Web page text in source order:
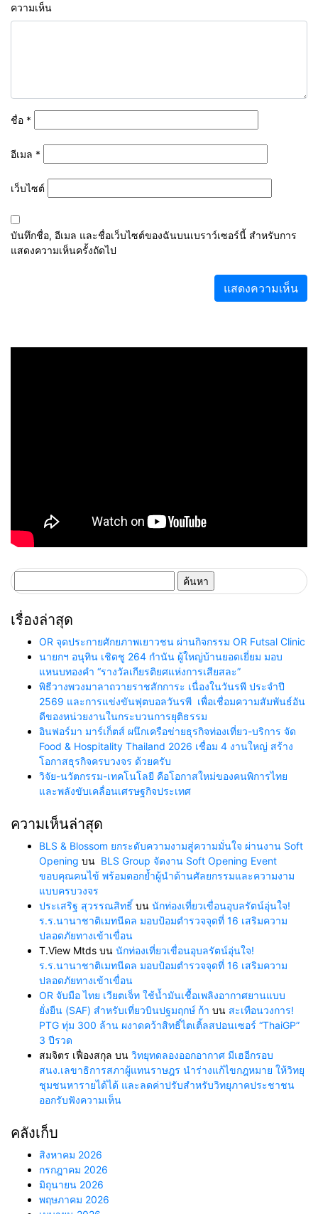
ความเห็น
ชื่อ *
อีเมล *
เว็บไซต์
บันทึกชื่อ, อีเมล และชื่อเว็บไซต์ของฉันบนเบราว์เซอร์นี้ สำหรับการ
แสดงความเห็นครั้งถัดไป
สำหรับ:
เรื่องล่าสุด
OR จุดประกายศักยภาพเยาวชน ผ่านกิจกรรม OR Futsal Clinic
นายกฯ อนุทิน เชิดชู 264 กำนัน ผู้ใหญ่บ้านยอดเยี่ยม มอบ
แหนบทองคำ “รางวัลเกียรติยศแห่งการเสียสละ”
พิธีวางพวงมาลาถวายราชสักการะ เนื่องในวันรพี ประจำปี
2569 และการแข่งขันฟุตบอลวันรพี เพื่อเชื่อมความสัมพันธ์อัน
ดีของหน่วยงานในกระบวนการยุติธรรม
อินฟอร์มา มาร์เก็ตส์ ผนึกเครือข่ายธุรกิจท่องเที่ยว-บริการ จัด
Food & Hospitality Thailand 2026 เชื่อม 4 งานใหญ่ สร้าง
โอกาสธุรกิจครบวงจร ด้วยครับ
วิจัย-นวัตกรรม-เทคโนโลยี คือโอกาสใหม่ของคนพิการไทย
และพลังขับเคลื่อนเศรษฐกิจประเทศ
ความเห็นล่าสุด
BLS & Blossom ยกระดับความงามสู่ความมั่นใจ ผ่านงาน Soft
Opening บน BLS Group จัดงาน Soft Opening Event
ขอบคุณคนไข้ พร้อมตอกย้ำผู้นำด้านศัลยกรรมและความงาม
แบบครบวงจร
ประเสริฐ สุวรรณสิทธิ์ บน นักท่องเที่ยวเขื่อนอุบลรัตน์อุ่นใจ!
ร.ร.นานาชาติเมทนีดล มอบป้อมตำรวจจุดที่ 16 เสริมความ
ปลอดภัยทางเข้าเขื่อน
T.View Mtds บน นักท่องเที่ยวเขื่อนอุบลรัตน์อุ่นใจ!
ร.ร.นานาชาติเมทนีดล มอบป้อมตำรวจจุดที่ 16 เสริมความ
ปลอดภัยทางเข้าเขื่อน
OR จับมือ ไทย เวียตเจ็ท ใช้น้ำมันเชื้อเพลิงอากาศยานแบบ
ยั่งยืน (SAF) สำหรับเที่ยวบินปฐมฤกษ์ ก้า บน สะเทือนวงการ!
PTG ทุ่ม 300 ล้าน ผงาดคว้าสิทธิ์ไตเติ้ลสปอนเซอร์ “ThaiGP”
3 ปีรวด
สมจิตร เฟื่องสกุล บน วิทยุทดลองออกอากาศ มีเฮอีกรอบ
สนง.เลขาธิการสภาผู้แทนราษฎร นำร่างแก้ไขกฎหมาย ให้วิทยุ
ชุมชนหารายได้ได้ และลดค่าปรับสำหรับวิทยุภาคประชาชน
ออกรับฟังความเห็น
คลังเก็บ
สิงหาคม 2026
กรกฎาคม 2026
มิถุนายน 2026
พฤษภาคม 2026